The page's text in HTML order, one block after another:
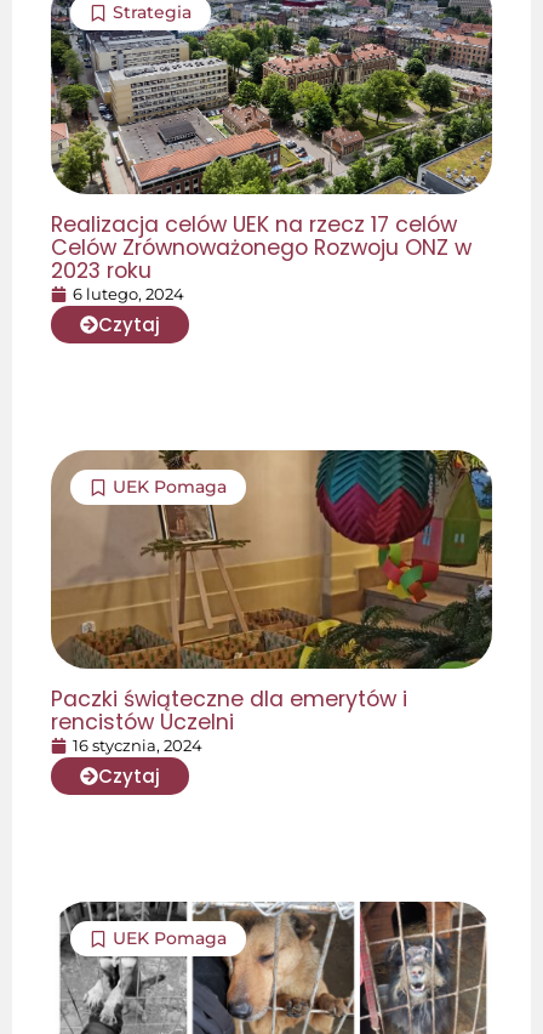
Strategia
Realizacja celów UEK na rzecz 17 celów
Celów Zrównoważonego Rozwoju ONZ w
2023 roku
6 lutego, 2024
Czytaj
UEK Pomaga
Paczki świąteczne dla emerytów i
rencistów Uczelni
16 stycznia, 2024
Czytaj
UEK Pomaga